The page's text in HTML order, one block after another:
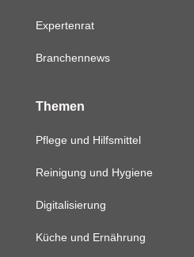
Expertenrat
Branchennews
Themen
Pflege und Hilfsmittel
Reinigung und Hygiene
Digitalisierung
Küche und Ernährung